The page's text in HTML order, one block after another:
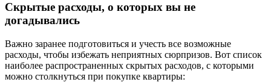
Скрытые расходы, о которых вы не
догадывались
Важно заранее подготовиться и учесть все возможные
расходы, чтобы избежать неприятных сюрпризов. Вот список
наиболее распространенных скрытых расходов, с которыми
можно столкнуться при покупке квартиры: